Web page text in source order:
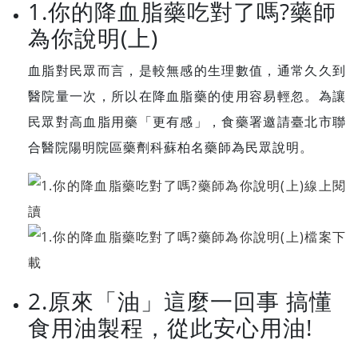
1.你的降血脂藥吃對了嗎?藥師
為你說明(上)
血脂對民眾而言，是較無感的生理數值，通常久久到
醫院量一次，所以在降血脂藥的使用容易輕忽。為讓
民眾對高血脂用藥「更有感」，食藥署邀請臺北市聯
合醫院陽明院區藥劑科蘇柏名藥師為民眾說明。
2.原來「油」這麼一回事 搞懂
食用油製程，從此安心用油!